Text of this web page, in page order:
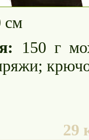
см
150 г
29